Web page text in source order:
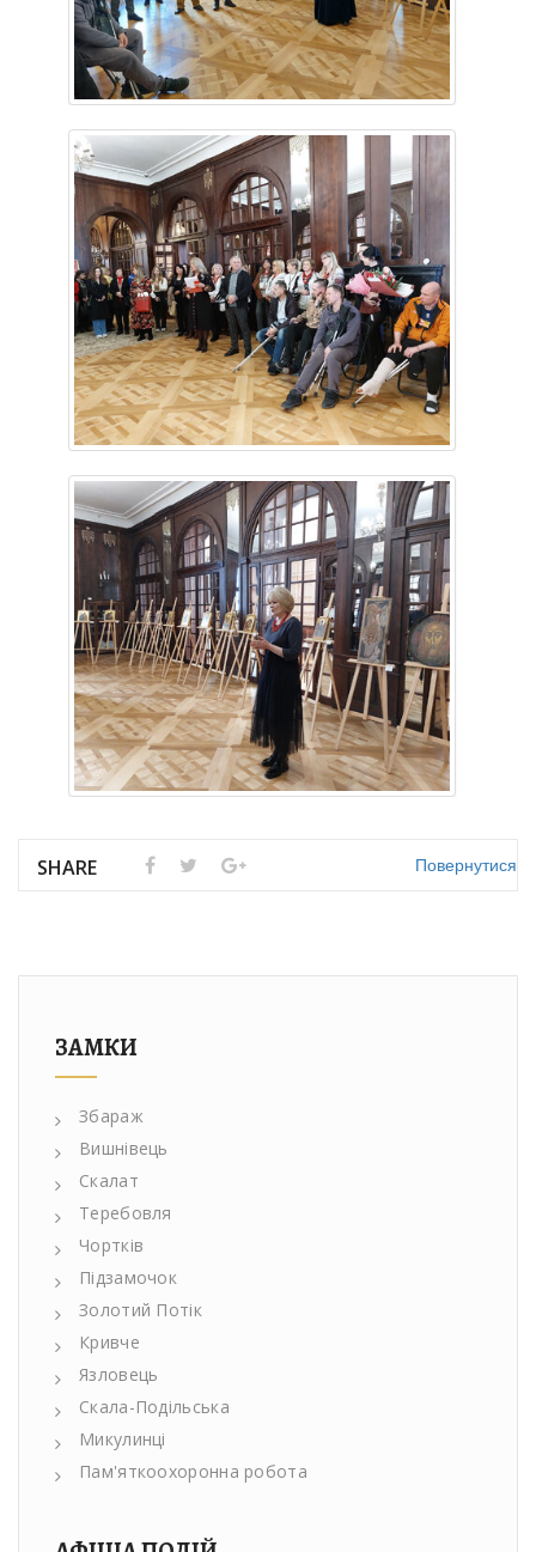
SHARE Повернутися
ЗАМКИ
Збараж
Вишнівець
Скалат
Теребовля
Чортків
Підзамочок
Золотий Потік
Кривче
Язловець
Скала-Подільська
Микулинці
Пам'яткоохоронна робота